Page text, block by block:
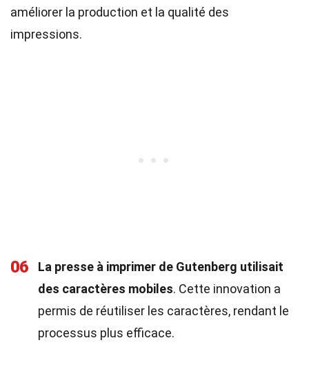
améliorer la production et la qualité des
impressions.
06
La presse à imprimer de Gutenberg utilisait
des caractères mobiles. Cette innovation a
permis de réutiliser les caractères, rendant le
processus plus efficace.